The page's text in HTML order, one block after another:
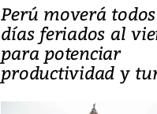
Perú moverá
días feriados al
para potenciar
productividad y